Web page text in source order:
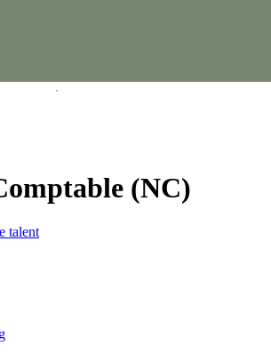
(NC)
talent